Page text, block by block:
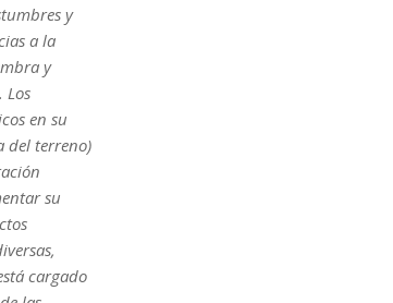
y
a la
y
Los
en su
del terreno)
su
cargado